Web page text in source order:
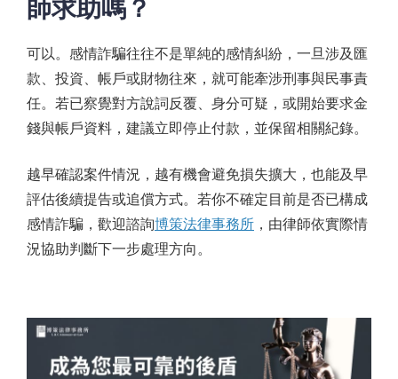
師求助嗎？
可以。感情詐騙往往不是單純的感情糾紛，一旦涉及匯
款、投資、帳戶或財物往來，就可能牽涉刑事與民事責
任。若已察覺對方說詞反覆、身分可疑，或開始要求金
錢與帳戶資料，建議立即停止付款，並保留相關紀錄。
越早確認案件情況，越有機會避免損失擴大，也能及早
評估後續提告或追償方式。若你不確定目前是否已構成
感情詐騙，歡迎諮詢博策法律事務所 ，由律師依實際情
況協助判斷下一步處理方向。